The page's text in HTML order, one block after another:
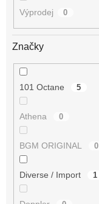
Výprodej 0
Značky
101 Octane 5
Athena 0
BGM ORIGINAL 0
Diverse / Import 1